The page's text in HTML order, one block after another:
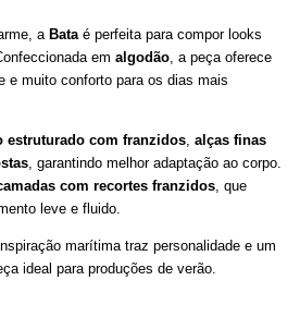
a Bata é perfeita para compor looks
em algodão , a peça oferece
e muito conforto para os dias mais
estruturado com franzidos alças finas
, garantindo melhor adaptação ao corpo.
com recortes franzidos , que
leve e fluido.
marítima traz personalidade e um
ideal para produções de verão.